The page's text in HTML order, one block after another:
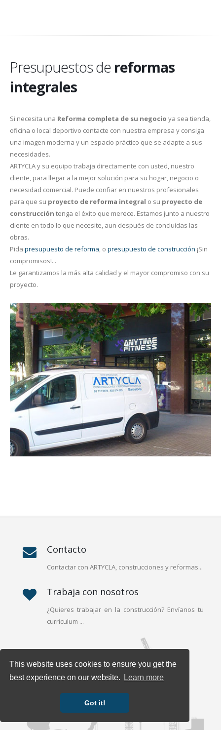
This website uses cookies to ensure you get the
best experience on our website.
Learn more
Got it!
Presupuestos de reformas
integrales
Si necesita una Reforma completa de su negocio ya sea tienda,
oficina o local deportivo contacte con nuestra empresa y consiga
una imagen moderna y un espacio práctico que se adapte a sus
necesidades.
ARTYCLA y su equipo trabaja directamente con usted, nuestro
cliente, para llegar a la mejor solución para su hogar, negocio o
necesidad comercial. Puede confiar en nuestros profesionales
para que su proyecto de reforma integral o su proyecto de
construcción tenga el éxito que merece. Estamos junto a nuestro
cliente en todo lo que necesite, aun después de concluidas las
obras.
Pida presupuesto de reforma, o presupuesto de construcción ¡Sin
compromisos!...
Le garantizamos la más alta calidad y el mayor compromiso con su
proyecto.
Contacto
Contactar con ARTYCLA, construcciones y reformas...
Trabaja con nosotros
¿Quieres trabajar en la construcción? Envíanos tu
curriculum ...